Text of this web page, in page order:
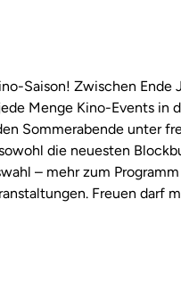
Saison! Zwischen Ende
Menge Kino-Events in
Sommerabende unter
die neuesten
– mehr zum Programm
Freuen darf